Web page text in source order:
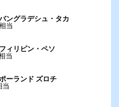
ングラデシュ・タカ
当
ィリピン・ペソ
当
ーランド ズロチ
当